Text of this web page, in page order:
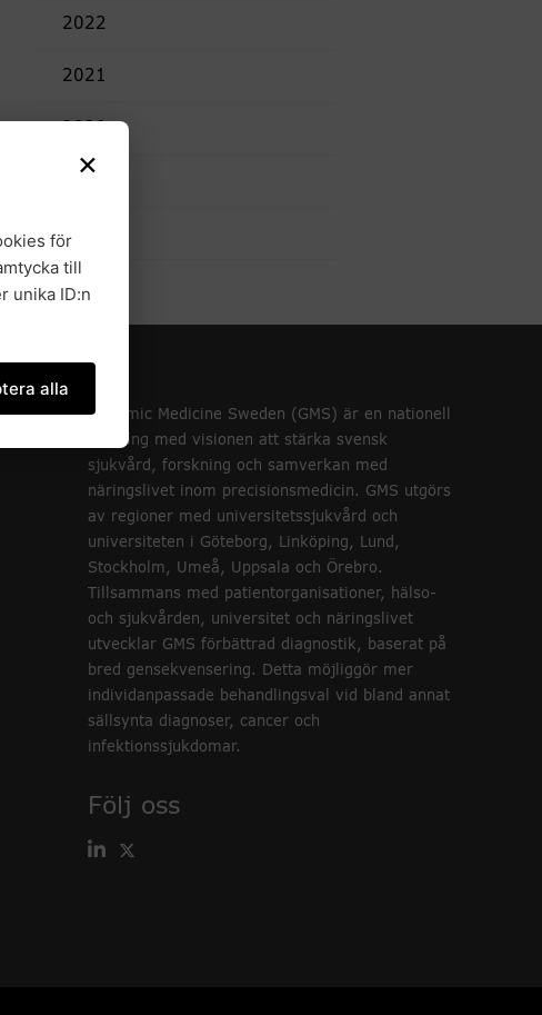
2022
2021
2018
Genomic Medicine Sweden (GMS) är en nationell
satsning med visionen att stärka svensk
sjukvård, forskning och samverkan med
näringslivet inom precisionsmedicin. GMS utgörs
av regioner med universitetssjukvård och
universiteten i Göteborg, Linköping, Lund,
Stockholm, Umeå, Uppsala och Örebro.
Tillsammans med patientorganisationer, hälso-
och sjukvården, universitet och näringslivet
utvecklar GMS förbättrad diagnostik, baserat på
bred gensekvensering. Detta möjliggör mer
individanpassade behandlingsval vid bland annat
sällsynta diagnoser, cancer och
infektionssjukdomar.
Följ oss
×
för
till
unika ID:n
alla